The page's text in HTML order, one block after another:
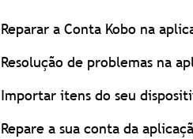
Reparar a Conta Kobo na
Resolução de problemas na
Importar itens do seu
Repare a sua conta da